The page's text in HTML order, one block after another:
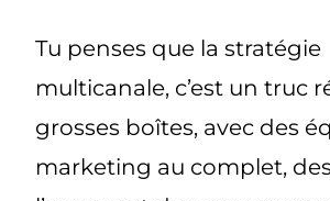
Tu penses que la stratégie
multicanale, c’est un truc
grosses boîtes, avec des
marketing au complet,